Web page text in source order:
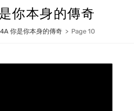
你本身的傳奇
你是你本身的傳奇 > Page 10